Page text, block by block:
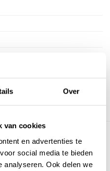
Over
van cookies
en advertenties te
social media te bieden
analyseren. Ook delen we
Nee
uit deze serie